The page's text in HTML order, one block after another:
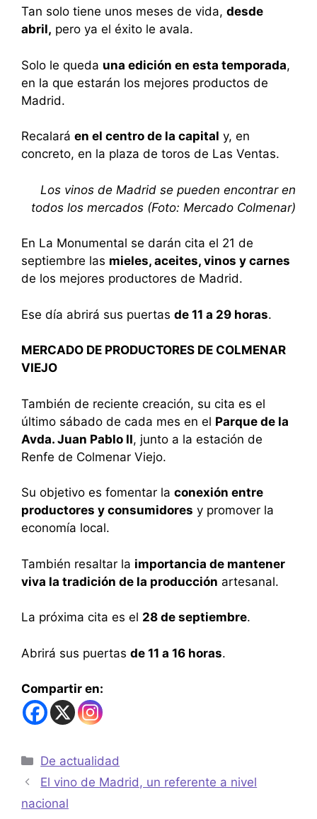
Tan solo tiene unos meses de vida, desde
abril, pero ya el éxito le avala.
Solo le queda una edición en esta temporada,
en la que estarán los mejores productos de
Madrid.
Recalará en el centro de la capital y, en
concreto, en la plaza de toros de Las Ventas.
Los vinos de Madrid se pueden encontrar en
todos los mercados (Foto: Mercado Colmenar)
En La Monumental se darán cita el 21 de
septiembre las mieles, aceites, vinos y carnes
de los mejores productores de Madrid.
Ese día abrirá sus puertas de 11 a 29 horas.
MERCADO DE PRODUCTORES DE COLMENAR
VIEJO
También de reciente creación, su cita es el
último sábado de cada mes en el Parque de la
Avda. Juan Pablo II, junto a la estación de
Renfe de Colmenar Viejo.
Su objetivo es fomentar la conexión entre
productores y consumidores y promover la
economía local.
También resaltar la importancia de mantener
viva la tradición de la producción artesanal.
La próxima cita es el 28 de septiembre.
Abrirá sus puertas de 11 a 16 horas.
Compartir en:
De actualidad
El vino de Madrid, un referente a nivel
nacional